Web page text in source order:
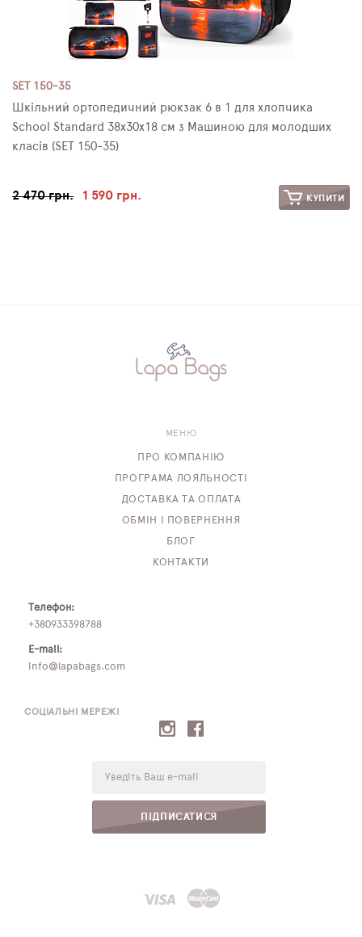
SET 150-35
Шкільний ортопедичний рюкзак 6 в 1 для хлопчика
School Standard 38х30х18 см з Машиною для молодших
класів (SET 150-35)
2 470 грн. 1 590 грн. КУПИТИ
СОЦІАЛЬНІ МЕРЕЖІ
ПІДПИСАТИСЯ
МЕНЮ
ПРО КОМПАНІЮ
ПРОГРАМА ЛОЯЛЬНОСТІ
ДОСТАВКА ТА ОПЛАТА
ОБМІН І ПОВЕРНЕННЯ
БЛОГ
КОНТАКТИ
Телефон:
+380933398788
E-mail:
info@lapabags.com